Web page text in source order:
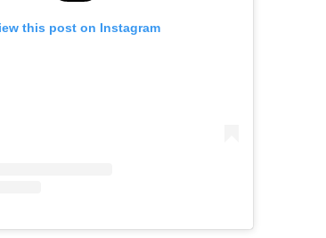
this post on Instagram